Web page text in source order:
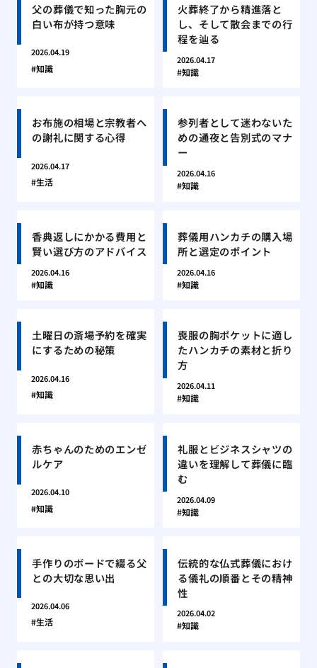
父の葬儀で知った胸元の
白い布が持つ意味
2026.04.19
知識
火葬終了から精進落と
し、そして散会までの行
程を辿る
2026.04.17
知識
お布施の相場と宗教者へ
の謝礼に関する心得
2026.04.17
生活
参列者として迷わないた
めの通夜と告別式のマナ
ー
2026.04.16
知識
香典返しにかかる費用と
賢い選び方のアドバイス
2026.04.16
知識
葬儀用ハンカチの購入場
所と選定のポイント
2026.04.16
知識
土曜日の斎場予約を確実
にするための秘策
2026.04.16
知識
喪服の胸ポケットに適し
たハンカチの素材と折り
方
2026.04.11
知識
赤ちゃんのためのエンゼ
ルケア
2026.04.10
知識
礼服とビジネスシャツの
違いを理解して葬儀に臨
む
2026.04.09
知識
手作りのボードで綴る父
との大切な思い出
2026.04.06
生活
伝統的な仏式葬儀におけ
る儀礼の順番とその精神
性
2026.04.02
知識